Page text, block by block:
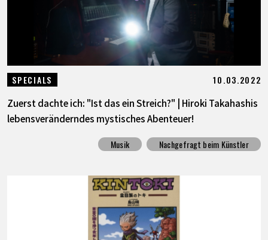
SPECIALS 10.03.2022
Zuerst dachte ich: "Ist das ein Streich?" | Hiroki Takahashis
lebensveränderndes mystisches Abenteuer!
Musik Nachgefragt beim Künstler